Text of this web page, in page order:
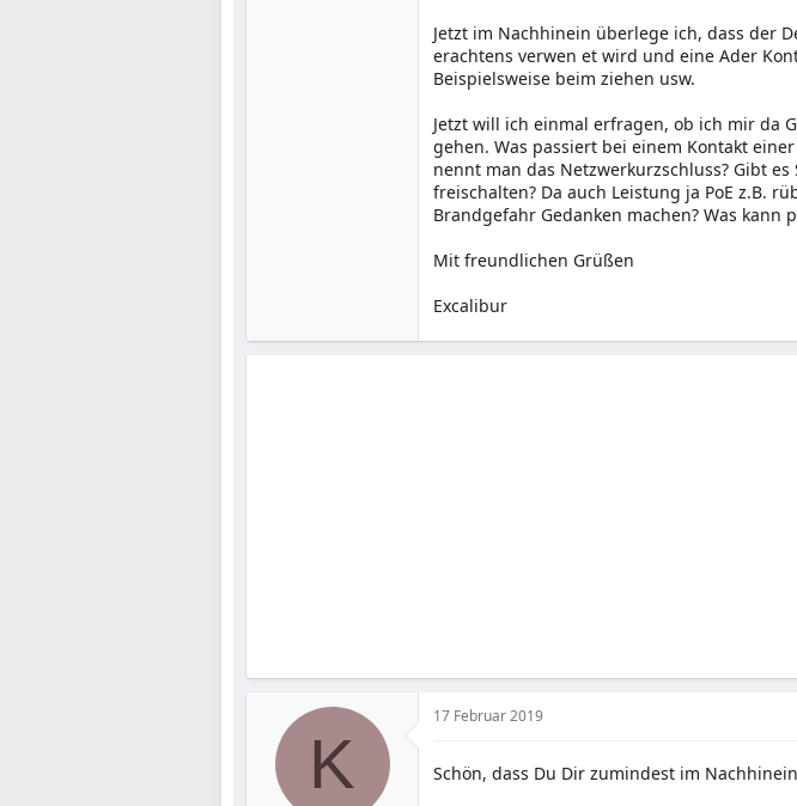
Jetzt im Nachhinein überlege ich, dass der
erachtens verwen et wird und eine Ader
Beispielsweise beim ziehen usw.
Jetzt will ich einmal erfragen, ob ich mir da
gehen. Was passiert bei einem Kontakt
nennt man das Netzwerkurzschluss? Gibt
freischalten? Da auch Leistung ja PoE z.B.
Brandgefahr Gedanken machen? Was kann
Mit freundlichen Grüßen
Excalibur
K
17 Februar 2019
Schön, dass Du Dir zumindest im